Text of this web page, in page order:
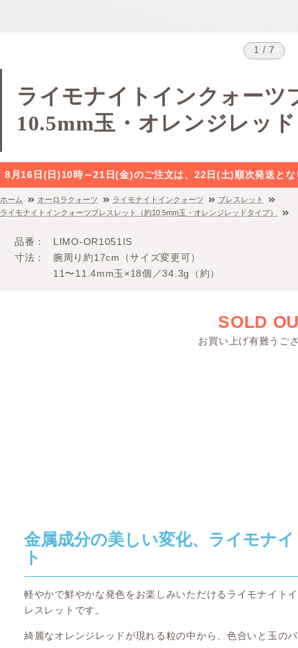
1 / 7
ライモナイトインクォーツ
10.5mm玉・オレンジレッド
8月16日(日)10時～21日(金)のご注文は、22日(土)順次発送とな
ホーム オーロラクォーツ ライモナイトインクォーツ
ブレスレット
ライモナイトインクォーツブレスレット（約10.5mm玉・オレンジレッドタイプ）
品番
LIMO-OR1051IS
寸法
腕周り約17cm（サイズ変更可）
11〜11.4mm玉×18個／34.3g（約）
SOLD
お買い上げ有難うご
金属成分の美しい変化、ライモナ
ト
軽やかで鮮やかな発色をお楽しみいただけるライモナイト
レスレットです。
綺麗なオレンジレッドが現れる粒の中から、色合いと玉の